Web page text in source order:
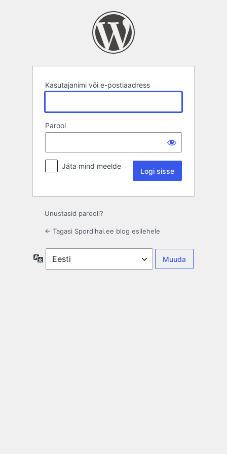
Kasutajanimi või e-postiaadress
Parool
Jäta mind meelde
Unustasid parooli?
← Tagasi Spordihai.ee blog esilehele
Keel